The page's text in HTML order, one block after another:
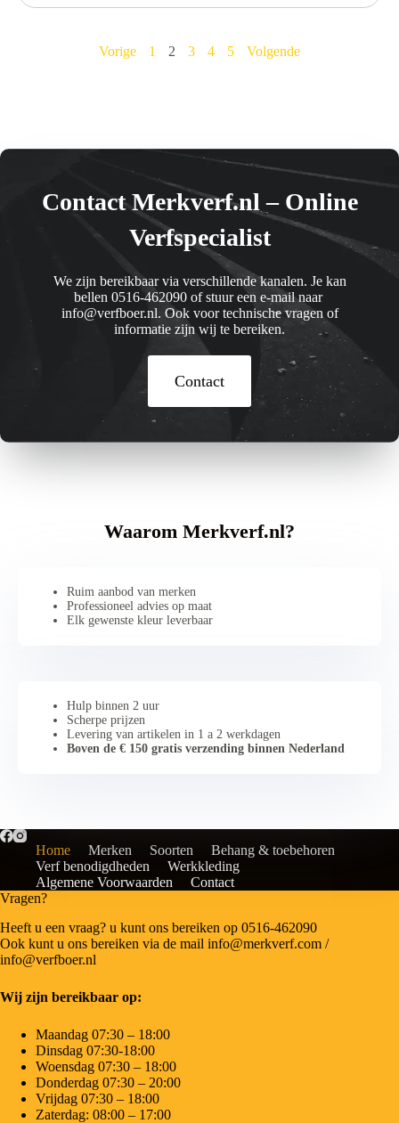
Vorige 1 2 3 4 5 Volgende
Contact Merkverf.nl – Online
Verfspecialist
We zijn bereikbaar via verschillende kanalen. Je kan
bellen 0516-462090 of stuur een e-mail naar
info@verfboer.nl. Ook voor technische vragen of
informatie zijn wij te bereiken.
Contact
Waarom Merkverf.nl?
Ruim aanbod van merken
Professioneel advies op maat
Elk gewenste kleur leverbaar
Hulp binnen 2 uur
Scherpe prijzen
Levering van artikelen in 1 a 2 werkdagen
Boven de € 150 gratis verzending binnen Nederland
Home Merken Soorten
Behang & toebehoren
Verf benodigdheden
Werkkleding
Algemene Voorwaarden
Contact
Vragen?
Heeft u een vraag? u kunt ons bereiken op 0516-462090
Ook kunt u ons bereiken via de mail info@merkverf.com /
info@verfboer.nl
Wij zijn bereikbaar op:
Maandag 07:30 – 18:00
Dinsdag 07:30-18:00
Woensdag 07:30 – 18:00
Donderdag 07:30 – 20:00
Vrijdag 07:30 – 18:00
Zaterdag: 08:00 – 17:00